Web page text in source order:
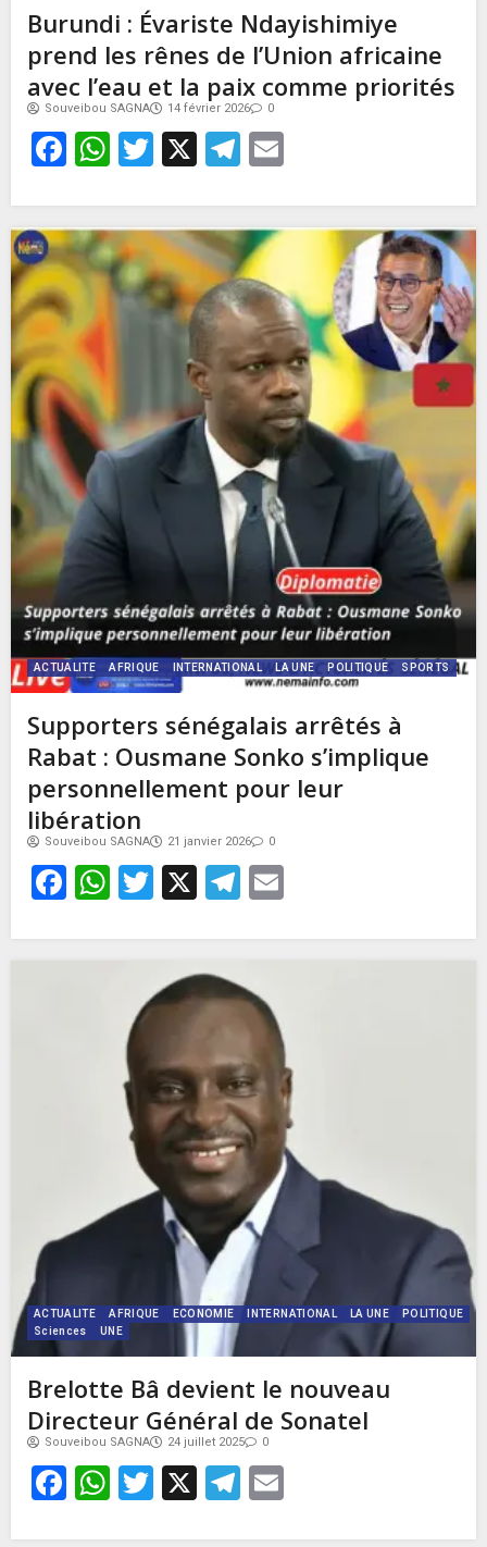
Burundi : Évariste Ndayishimiye
prend les rênes de l’Union africaine
avec l’eau et la paix comme priorités
Souveibou SAGNA 14 février 2026 0
Facebook
WhatsApp
Twitter
X Telegram
ACTUALITE AFRIQUE INTERNATIONAL LA UNE POLITIQUE SPORTS
Supporters sénégalais arrêtés à
Rabat : Ousmane Sonko s’implique
personnellement pour leur
libération
Souveibou SAGNA 21 janvier 2026 0
Facebook
WhatsApp
Twitter
X Telegram
ACTUALITE AFRIQUE ECONOMIE INTERNATIONAL LA UNE
POLITIQUE
Sciences
UNE
Brelotte Bâ devient le nouveau
Directeur Général de Sonatel
Souveibou SAGNA 24 juillet 2025 0
Facebook
WhatsApp
Twitter
X Telegram